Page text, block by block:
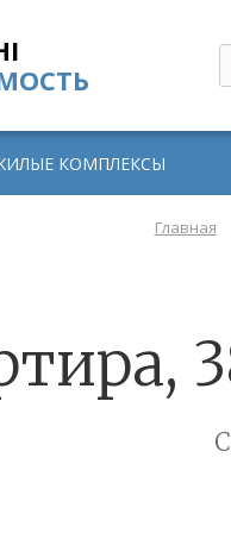
КОМПЛЕКСЫ
Главная